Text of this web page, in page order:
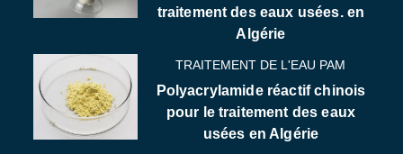
traitement des eaux usées. en
Algérie
TRAITEMENT DE L'EAU PAM
Polyacrylamide réactif chinois
pour le traitement des eaux
usées en Algérie